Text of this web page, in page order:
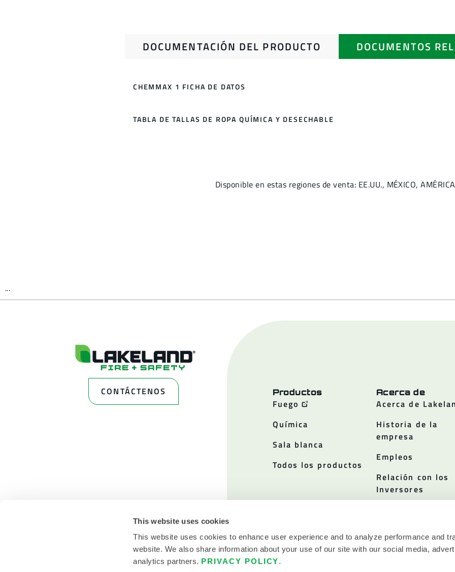
This website uses cookies
This website uses cookies to enhance user experience and to analyze performance and
website. We also share information about your use of our site with our social media,
analytics partners. PRIVACY POLICY.
DOCUMENTACIÓN DEL PRODUCTO DOCUMENTOS
CHEMMAX 1 FICHA DE DATOS
TABLA DE TALLAS DE ROPA QUÍMICA Y DESECHABLE
Disponible en estas regiones de venta: EE.UU., MÉXICO,
...
CONTÁCTENOS Productos
Fuego
Química
Sala blanca
Todos los productos
Acerca de
Acerca de
Historia de la
empresa
Empleos
Relación con los
Inversores